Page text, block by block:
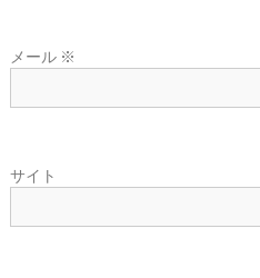
メール ※
サイト